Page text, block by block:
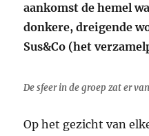
aankomst de hemel
donkere, dreigende
Sus&Co (het
De sfeer in de groep zat er
Op het gezicht van